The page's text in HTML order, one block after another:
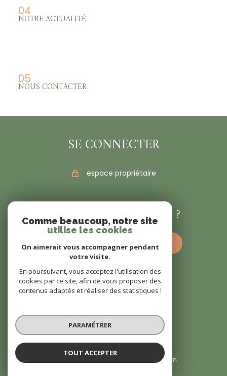
04
NOTRE ACTUALITÉ
05
NOUS CONTACTER
SE CONNECTER
espace propriétaire
VOUS ÊTES VENDEUR ?
estimez votre bien dès à présent
Traduction powered by Google
Nos honoraires
Plan du site
Admin
Comme beaucoup, notre site
utilise les cookies
On aimerait vous accompagner pendant
votre visite.
En poursuivant, vous acceptez l'utilisation des
cookies par ce site, afin de vous proposer des
contenus adaptés et réaliser des statistiques !
PARAMÉTRER
TOUT ACCEPTER